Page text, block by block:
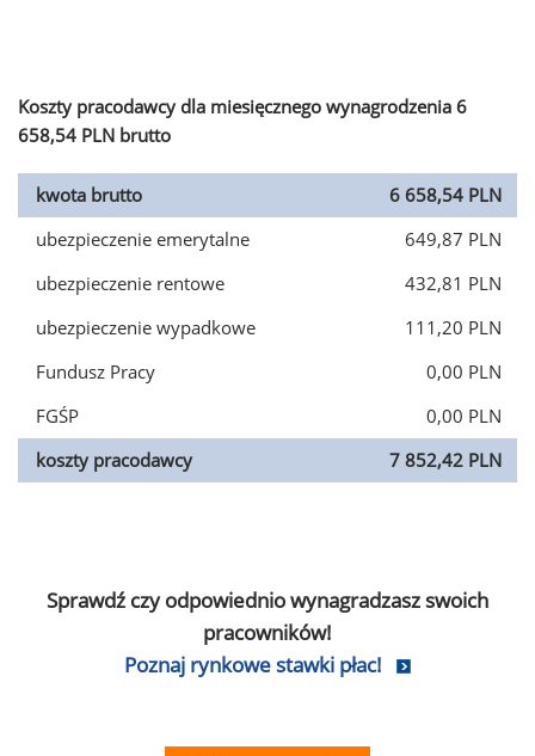
Koszty pracodawcy dla miesięcznego wynagrodzenia 6
658,54 PLN brutto
kwota brutto
6 658,54 PLN
ubezpieczenie emerytalne
649,87 PLN
ubezpieczenie rentowe
432,81 PLN
ubezpieczenie wypadkowe
111,20 PLN
Fundusz Pracy
0,00 PLN
FGŚP
0,00 PLN
koszty pracodawcy
7 852,42 PLN
Sprawdź czy odpowiednio wynagradzasz swoich
pracowników!
Poznaj rynkowe stawki płac!